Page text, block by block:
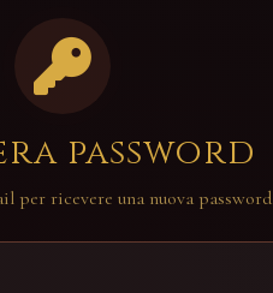
password
per ricevere una nuova password